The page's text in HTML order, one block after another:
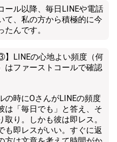
ール以降、毎日LINEや電話
て、私の方から積極的に今
んです。
】LINEの心地よい頻度（何
はファーストコールで確認
の時にOさんがLINEの頻度
は「毎日でも」と答え、そ
取り。しかも彼は即レス。
も即レスがいい。すぐに返